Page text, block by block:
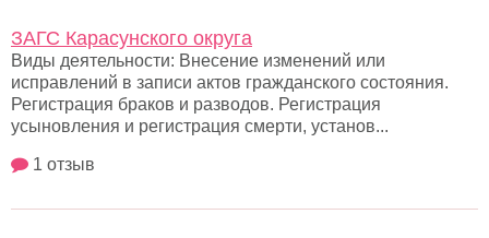
ЗАГС Карасунского округа
Виды деятельности: Внесение изменений или
исправлений в записи актов гражданского состояния.
Регистрация браков и разводов. Регистрация
усыновления и регистрация смерти, установ...
1 отзыв